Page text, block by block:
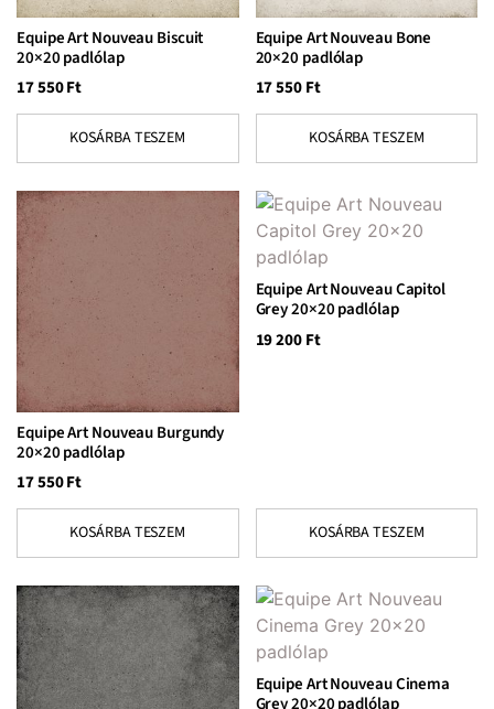
Equipe Art Nouveau Biscuit
20×20 padlólap
17 550Ft
KOSÁRBA TESZEM
Equipe Art Nouveau Bone
20×20 padlólap
17 550Ft
KOSÁRBA TESZEM
Equipe Art Nouveau Burgundy
20×20 padlólap
17 550Ft
KOSÁRBA TESZEM
Equipe Art Nouveau Capitol
Grey 20×20 padlólap
19 200Ft
KOSÁRBA TESZEM
Equipe Art Nouveau Cinema
Grey 20×20 padlólap